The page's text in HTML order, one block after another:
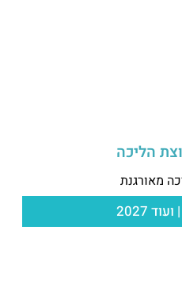
הליכה
מאורגנת